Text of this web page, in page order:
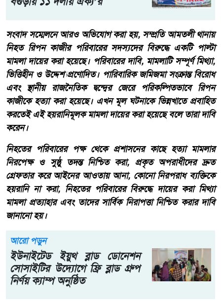
সংবাদ সম্মেলনে আরও অভিযোগ করা হয়, সম্প্রতি আমতলী থানায়
নিহত রিপন কাজীর পরিবারের সদস্যদের বিরুদ্ধে একটি পাল্টা
মামলা দায়ের করা হয়েছে। পরিবারের দাবি, মামলাটি সম্পূর্ণ মিথ্যা,
ভিত্তিহীন ও উদ্দেশ্যপ্রণোদিত। পারিবারিক জমিজমা সংক্রান্ত বিরোধ
এবং স্থানীয় রাজনৈতিক দ্বন্দ্বের জেরে পরিকল্পিতভাবে রিপন
কাজীকে হত্যা করা হয়েছে। এখন মূল ঘটনাকে ভিন্নখাতে প্রবাহিত
করতেই এই হয়রানিমূলক মামলা দায়ের করা হয়েছে বলে তারা দাবি
করেন।
নিহতের পরিবারের পক্ষ থেকে প্রশাসনের কাছে হত্যা মামলার
নিরপেক্ষ ও সুষ্ঠু তদন্ত নিশ্চিত করা, প্রকৃত অপরাধীদের দ্রুত
গ্রেফতার করে আইনের আওতায় আনা, কোনো নিরপরাধ ব্যক্তিকে
হয়রানি না করা, নিহতের পরিবারের বিরুদ্ধে দায়ের করা মিথ্যা
মামলা প্রত্যাহার এবং তাদের সার্বিক নিরাপত্তা নিশ্চিত করার দাবি
জানানো হয়।
আরো পড়ুন
ইউনাইটেড ইয়ুথ ব্লাড ডোনেশন
সোসাইটির উদ্যোগে ফ্রি ব্লাড গ্রুপ
নির্ণয় ক্যাম্প অনুষ্ঠিত